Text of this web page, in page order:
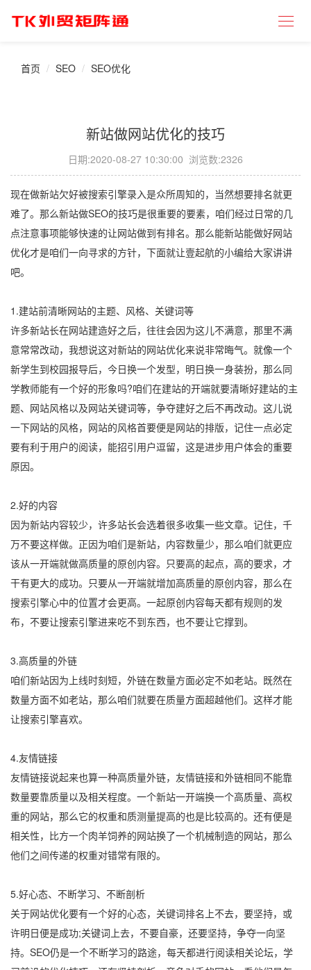
首页 SEO SEO优化
新站做网站优化的技巧
日期:2020-08-27 10:30:00 浏览数:2326
现在做新站欠好被搜索引擎录入是众所周知的，当然想要排名就更
难了。那么新站做SEO的技巧是很重要的要素，咱们经过日常的几
点注意事项能够快速的让网站做到有排名。那么能新站能做好网站
优化才是咱们一向寻求的方针，下面就让壹起航的小编给大家讲讲
吧。
1.建站前清晰网站的主题、风格、关键词等
许多新站长在网站建造好之后，往往会因为这儿不满意，那里不满
意常常改动，我想说这对新站的网站优化来说非常晦气。就像一个
新学生到校园报导后，今日换一个发型，明日换一身装扮，那么同
学教师能有一个好的形象吗?咱们在建站的开端就要清晰好建站的主
题、网站风格以及网站关键词等，争夺建好之后不再改动。这儿说
一下网站的风格，网站的风格首要便是网站的排版，记住一点必定
要有利于用户的阅读，能招引用户逗留，这是进步用户体会的重要
原因。
2.好的内容
因为新站内容较少，许多站长会选着很多收集一些文章。记住，千
万不要这样做。正因为咱们是新站，内容数量少，那么咱们就更应
该从一开端就做高质量的原创内容。只要高的起点，高的要求，才
干有更大的成功。只要从一开端就增加高质量的原创内容，那么在
搜索引擎心中的位置才会更高。一起原创内容每天都有规则的发
布，不要让搜索引擎进来吃不到东西，也不要让它撑到。
3.高质量的外链
咱们新站因为上线时刻短，外链在数量方面必定不如老站。既然在
数量方面不如老站，那么咱们就要在质量方面超越他们。这样才能
让搜索引擎喜欢。
4.友情链接
友情链接说起来也算一种高质量外链，友情链接和外链相同不能靠
数量要靠质量以及相关程度。一个新站一开端换一个高质量、高权
重的网站，那么它的权重和质测量提高的也是比较高的。还有便是
相关性，比方一个肉羊饲养的网站换了一个机械制造的网站，那么
他们之间传递的权重对错常有限的。
5.好心态、不断学习、不断剖析
关于网站优化要有一个好的心态，关键词排名上不去，要坚持，或
许明日便是成功;关键词上去，不要自豪，还要坚持，争夺一向坚
持。SEO仍是一个不断学习的路途，每天都进行阅读相关论坛，学